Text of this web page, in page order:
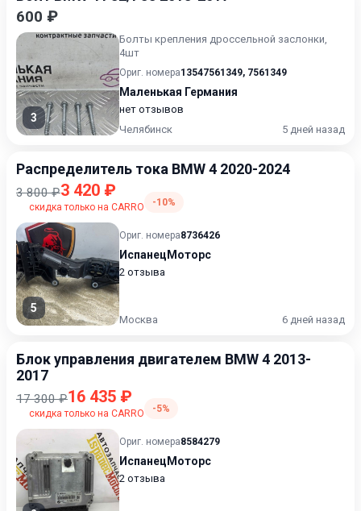
600 ₽
3
Болты крепления дроссельной заслонки,
4шт
Ориг. номера13547561349, 7561349
Маленькая Германия
нет отзывов
Челябинск
5 дней назад
Распределитель тока BMW 4 2020-2024
3 800 ₽3 420 ₽
скидка только на CARRO -10%
5
Ориг. номера8736426
ИспанецМоторс
2 отзыва
Москва 6 дней назад
Блок управления двигателем BMW 4 2013-
2017
17 300 ₽16 435 ₽
скидка только на CARRO -5%
Ориг. номера8584279
ИспанецМоторс
2 отзыва